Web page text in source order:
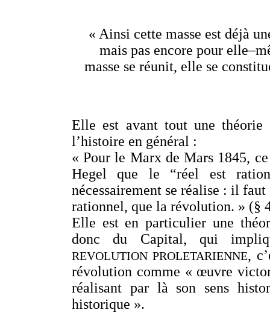
« Ainsi cette masse est déjà
mais pas encore pour
masse se réunit, elle se
Elle est avant tout une théorie
l’histoire en général :
« Pour le Marx de Mars 1845, ce
Hegel que le “réel est
nécessairement se réalise : il
rationnel, que la révolution. » (§
Elle est en particulier une
donc du Capital, qui
REVOLUTION PROLETARIENNE,
révolution comme « œuvre
réalisant par là son sens
historique ».